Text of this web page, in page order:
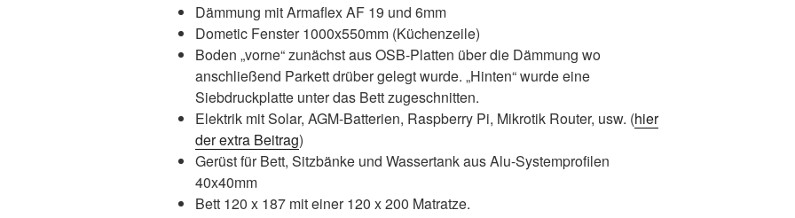
Dämmung mit Armaflex AF 19 und 6mm
Dometic Fenster 1000x550mm (Küchenzeile)
Boden „vorne“ zunächst aus OSB-Platten über die Dämmung wo
anschließend Parkett drüber gelegt wurde. „Hinten“ wurde eine
Siebdruckplatte unter das Bett zugeschnitten.
Elektrik mit Solar, AGM-Batterien, Raspberry Pi, Mikrotik Router, usw. (hier
der extra Beitrag)
Gerüst für Bett, Sitzbänke und Wassertank aus Alu-Systemprofilen
40x40mm
Bett 120 x 187 mit einer 120 x 200 Matratze.